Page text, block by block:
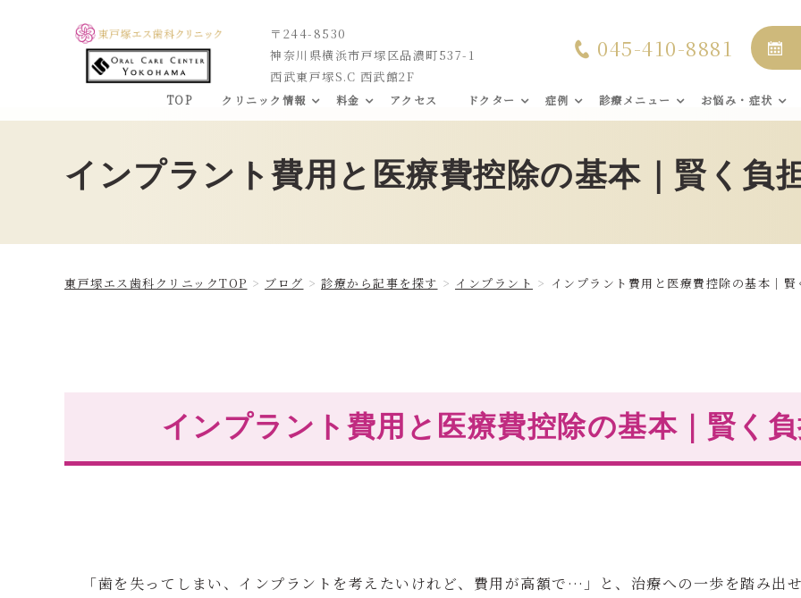
〒244-8530
神奈川県横浜市戸塚区品濃町537-1
西武東戸塚S.C 西武館2F
045-410-8881
TOP クリニック情報 料金 アクセス ドクター 症例 診療メニュー お悩み・症状
インプラント費用と医療費控除の基本｜賢く負
東戸塚エス歯科クリニックTOP ブログ 診療から記事を探す インプラント インプラント費用と医療費控除の基本｜
インプラント費用と医療費控除の基本｜賢く
「歯を失ってしまい、インプラントを考えたいけれど、費用が高額で…」と、治療への一歩を踏み出